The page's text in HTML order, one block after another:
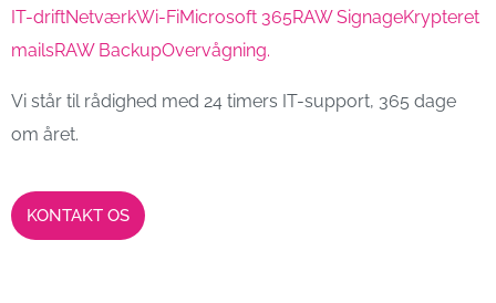
IT-driftNetværkWi-FiMicrosoft 365RAW SignageKrypteret
mailsRAW BackupOvervågning.
Vi står til rådighed med 24 timers IT-support, 365 dage
om året.
KONTAKT OS